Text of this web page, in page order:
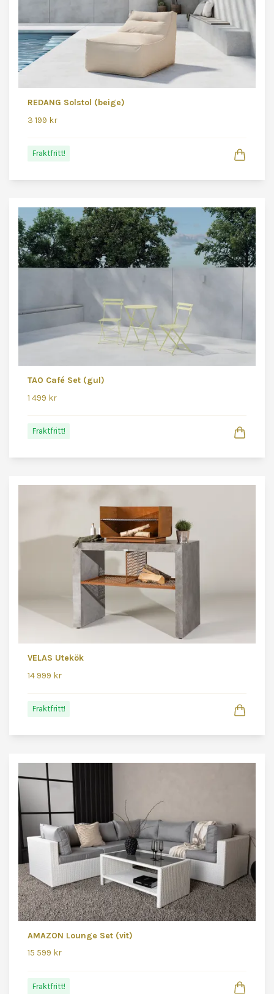
REDANG Solstol (beige)
3 199 kr
Fraktfritt!
TAO Café Set (gul)
1 499 kr
Fraktfritt!
VELAS Utekök
14 999 kr
Fraktfritt!
AMAZON Lounge Set (vit)
15 599 kr
Fraktfritt!